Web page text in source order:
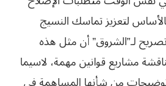
لتعزيز تماسك النسيج
لـ”الشروق” أن مثل هذه
مشاريع قوانين مهمة، لاسيما